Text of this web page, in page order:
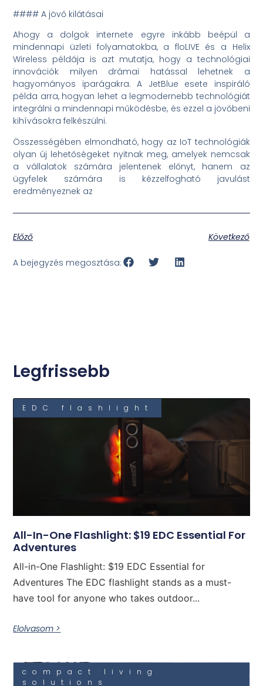
#### A jövő kilátásai
Ahogy a dolgok internete egyre inkább beépül a
mindennapi üzleti folyamatokba, a floLIVE és a Helix
Wireless példája is azt mutatja, hogy a technológiai
innovációk milyen drámai hatással lehetnek a
hagyományos iparágakra. A JetBlue esete inspiráló
példa arra, hogyan lehet a legmodernebb technológiát
integrálni a mindennapi működésbe, és ezzel a jövőbeni
kihívásokra felkészülni.
Összességében elmondható, hogy az IoT technológiák
olyan új lehetőségeket nyitnak meg, amelyek nemcsak
a vállalatok számára jelentenek előnyt, hanem az
ügyfelek számára is kézzelfogható javulást
eredményeznek az
Előző Következő
A bejegyzés megosztása:
Legfrissebb
EDC flashlight
All-In-One Flashlight: $19 EDC Essential For
Adventures
All-in-One Flashlight: $19 EDC Essential for
Adventures The EDC flashlight stands as a must-
have tool for anyone who takes outdoor...
Elolvasom >
compact living
solutions